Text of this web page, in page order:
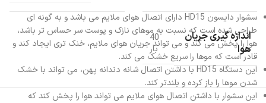
سشوار دایسون HD15 دارای اتصال هوای ملایم می باشد و به گونه ای
طراحی شده است که نسبت به موهای نازک و پوست سر حساس تر باشد،
هوا را پخش می کند و می تواند جریان هوای ملایم، خنک تری ایجاد کند و
قادر است که موها را سریع خشک می کند.
این دستگاه HD15 با داشتن اتصال شانه دندانه پهن، می تواند با خشک
شدن موها را باز کرده و بلندتر کند.
این سشوار با داشتن اتصال هوای ملایم می تواند هوا را پخش کند که
اندازه گیری جریان
هوا
40
بار